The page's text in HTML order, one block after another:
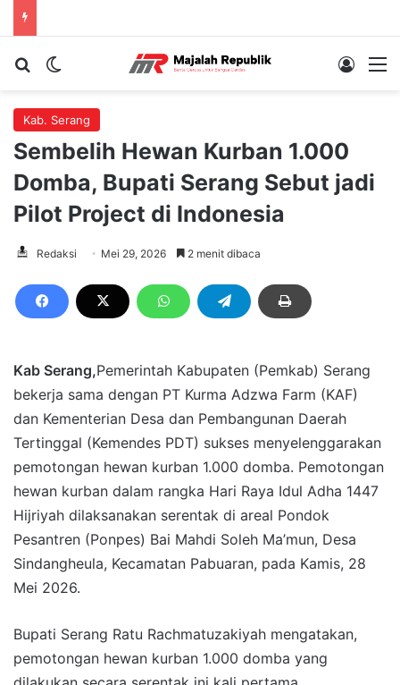
Cari berita...Switch skin Log In
Kab. Serang
Sembelih Hewan Kurban 1.000
Domba, Bupati Serang Sebut jadi
Pilot Project di Indonesia
Redaksi Mei 29, 2026 2 menit dibaca
Kab Serang,Pemerintah Kabupaten (Pemkab) Serang
bekerja sama dengan PT Kurma Adzwa Farm (KAF)
dan Kementerian Desa dan Pembangunan Daerah
Tertinggal (Kemendes PDT) sukses menyelenggarakan
pemotongan hewan kurban 1.000 domba. Pemotongan
hewan kurban dalam rangka Hari Raya Idul Adha 1447
Hijriyah dilaksanakan serentak di areal Pondok
Pesantren (Ponpes) Bai Mahdi Soleh Ma’mun, Desa
Sindangheula, Kecamatan Pabuaran, pada Kamis, 28
Mei 2026.
Bupati Serang Ratu Rachmatuzakiyah mengatakan,
pemotongan hewan kurban 1.000 domba yang